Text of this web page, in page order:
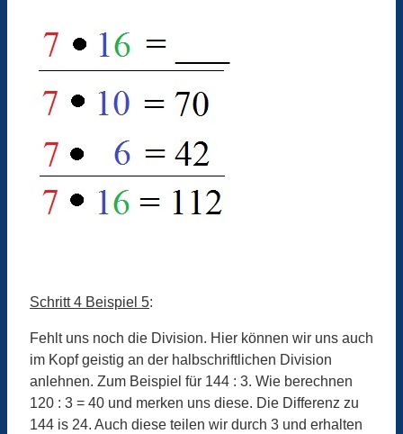
Schritt 4 Beispiel 5:
Fehlt uns noch die Division. Hier können wir uns auch
im Kopf geistig an der halbschriftlichen Division
anlehnen. Zum Beispiel für 144 : 3. Wie berechnen
120 : 3 = 40 und merken uns diese. Die Differenz zu
144 is 24. Auch diese teilen wir durch 3 und erhalten